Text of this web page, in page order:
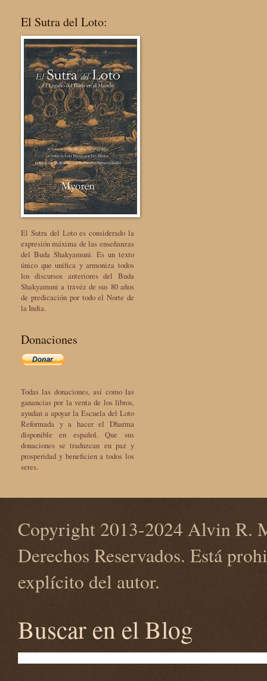
El Sutra del Loto:
El Sutra del Loto es considerado la
expresión máxima de las enseñanzas
del Buda Shakyamuni. Es un texto
único que unifica y armoniza todos
los discursos anteriores del Buda
Shakyamuni a travéz de sus 80 años
de predicación por todo el Norte de
la India.
Donaciones
Todas las donaciones, así como las
ganancias por la venta de los libros,
ayudan a apoyar la Escuela del Loto
Reformada y a hacer el Dharma
disponible en español. Que sus
donaciones se traduzcan en paz y
prosperidad y beneficien a todos los
seres.
Copyright 2013-2024 Alvin R.
Derechos Reservados. Está
explícito del autor.
Buscar en el Blog